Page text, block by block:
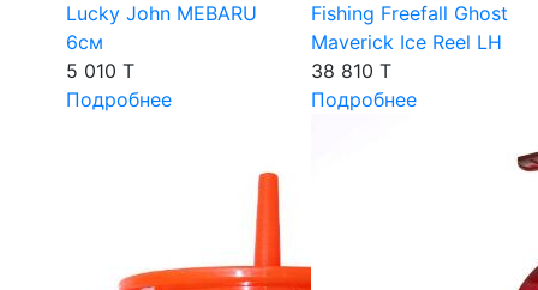
Lucky John MEBARU
6см
5 010 T
Подробнее
Fishing Freefall Ghost
Maverick Ice Reel LH
38 810 T
Подробнее